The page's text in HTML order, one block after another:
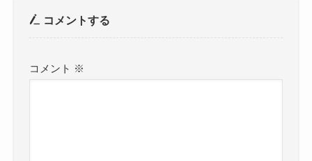
コメントする
コメント ※